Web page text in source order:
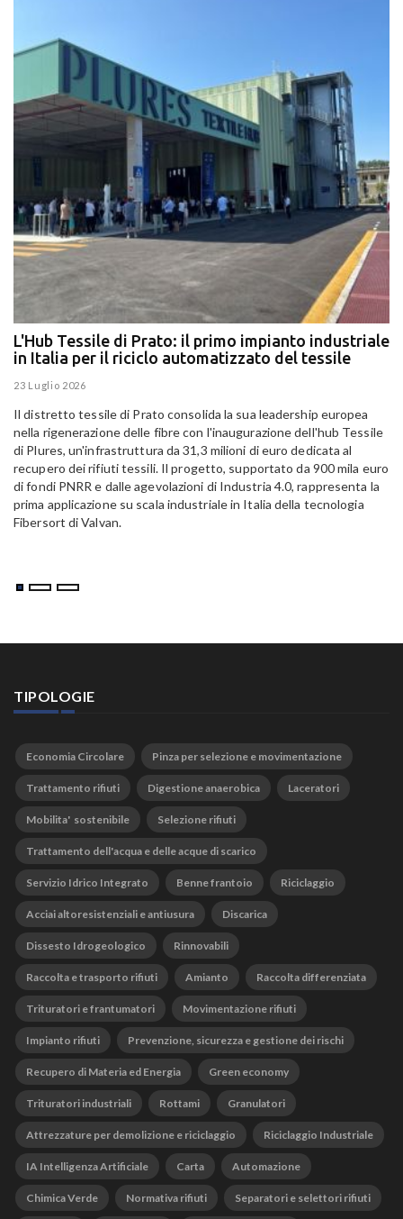
L'Hub Tessile di Prato: il primo impianto industriale
in Italia per il riciclo automatizzato del tessile
23 Luglio 2026
Il distretto tessile di Prato consolida la sua leadership europea
nella rigenerazione delle fibre con l'inaugurazione dell'hub Tessile
di Plures, un'infrastruttura da 31,3 milioni di euro dedicata al
recupero dei rifiuti tessili. Il progetto, supportato da 900 mila euro
di fondi PNRR e dalle agevolazioni di Industria 4.0, rappresenta la
prima applicazione su scala industriale in Italia della tecnologia
Fibersort di Valvan.
TIPOLOGIE
Economia Circolare Pinza per selezione e movimentazione
Trattamento rifiuti Digestione anaerobica Laceratori
Mobilita' sostenibile Selezione rifiuti
Trattamento dell'acqua e delle acque di scarico
Servizio Idrico Integrato Benne frantoio Riciclaggio
Acciai altoresistenziali e antiusura Discarica
Dissesto Idrogeologico Rinnovabili
Raccolta e trasporto rifiuti Amianto Raccolta differenziata
Trituratori e frantumatori Movimentazione rifiuti
Impianto rifiuti Prevenzione, sicurezza e gestione dei rischi
Recupero di Materia ed Energia Green economy
Trituratori industriali Rottami Granulatori
Attrezzature per demolizione e riciclaggio Riciclaggio Industriale
IA Intelligenza Artificiale Carta Automazione
Chimica Verde Normativa rifiuti Separatori e selettori rifiuti